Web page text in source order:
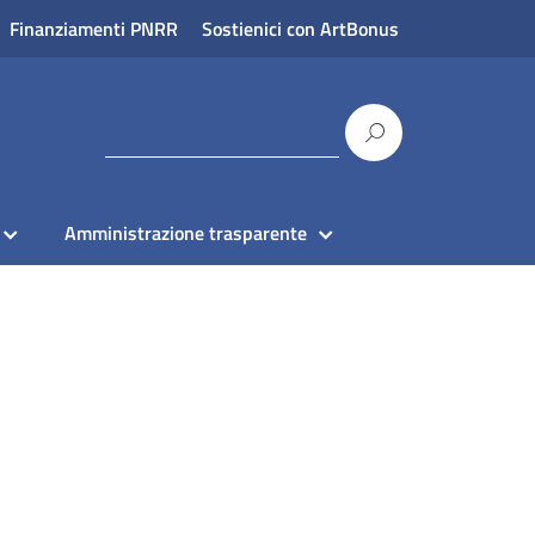
Finanziamenti PNRR Sostienici con ArtBonus
Amministrazione trasparente